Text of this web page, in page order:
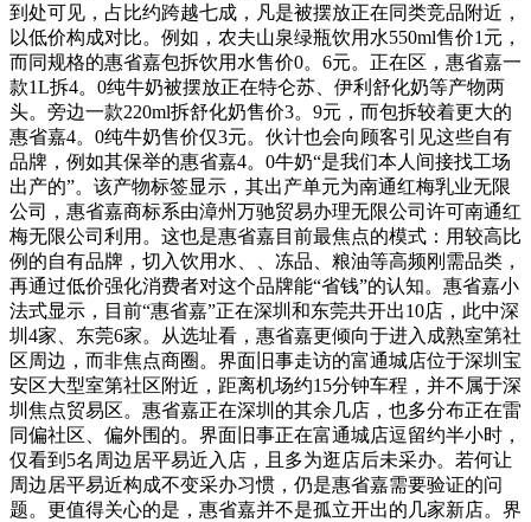
到处可见，占比约跨越七成，凡是被摆放正在同类竞品附近，
以低价构成对比。例如，农夫山泉绿瓶饮用水550ml售价1元，
而同规格的惠省嘉包拆饮用水售价0。6元。正在区，惠省嘉一
款1L拆4。0纯牛奶被摆放正在特仑苏、伊利舒化奶等产物两
头。旁边一款220ml拆舒化奶售价3。9元，而包拆较着更大的
惠省嘉4。0纯牛奶售价仅3元。伙计也会向顾客引见这些自有
品牌，例如其保举的惠省嘉4。0牛奶“是我们本人间接找工场
出产的”。该产物标签显示，其出产单元为南通红梅乳业无限
公司，惠省嘉商标系由漳州万驰贸易办理无限公司许可南通红
梅无限公司利用。这也是惠省嘉目前最焦点的模式：用较高比
例的自有品牌，切入饮用水、、冻品、粮油等高频刚需品类，
再通过低价强化消费者对这个品牌能“省钱”的认知。惠省嘉小
法式显示，目前“惠省嘉”正在深圳和东莞共开出10店，此中深
圳4家、东莞6家。从选址看，惠省嘉更倾向于进入成熟室第社
区周边，而非焦点商圈。界面旧事走访的富通城店位于深圳宝
安区大型室第社区附近，距离机场约15分钟车程，并不属于深
圳焦点贸易区。惠省嘉正在深圳的其余几店，也多分布正在雷
同偏社区、偏外围的。界面旧事正在富通城店逗留约半小时，
仅看到5名周边居平易近入店，且多为逛店后未采办。若何让
周边居平易近构成不变采办习惯，仍是惠省嘉需要验证的问
题。更值得关心的是，惠省嘉并不是孤立开出的几家新店。界